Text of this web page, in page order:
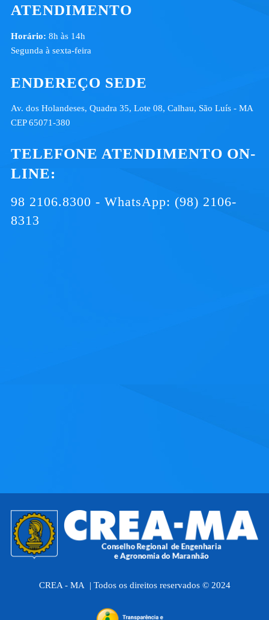
ATENDIMENTO
Horário: 8h às 14h
Segunda à sexta-feira
ENDEREÇO SEDE
Av. dos Holandeses, Quadra 35, Lote 08, Calhau, São Luís - MA
CEP 65071-380
TELEFONE ATENDIMENTO ON-
LINE:
98 2106.8300 - WhatsApp: (98) 2106-
8313
CREA - MA | Todos os direitos reservados © 2024